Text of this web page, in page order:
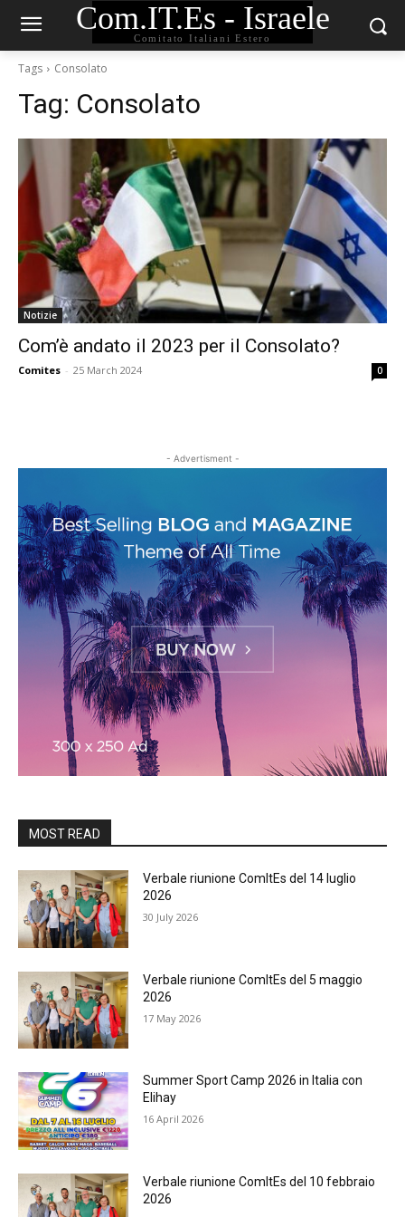
Com.IT.Es - Israele
Comitato Italiani Estero
Tags Consolato
Tag: Consolato
Notizie
Com’è andato il 2023 per il Consolato?
Comites - 25 March 2024 0
- Advertisment -
MOST READ
Verbale riunione ComItEs del 14 luglio
2026
30 July 2026
Verbale riunione ComItEs del 5 maggio
2026
17 May 2026
Summer Sport Camp 2026 in Italia con
Elihay
16 April 2026
Verbale riunione ComItEs del 10 febbraio
2026